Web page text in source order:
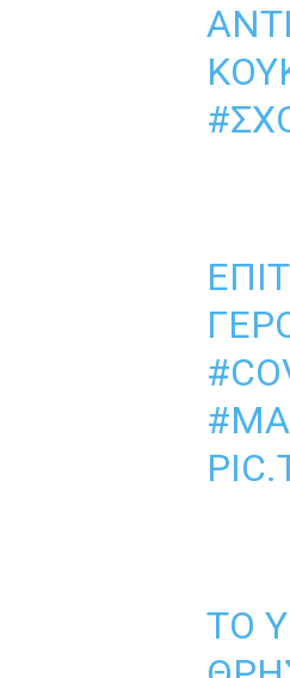
ΤΟ